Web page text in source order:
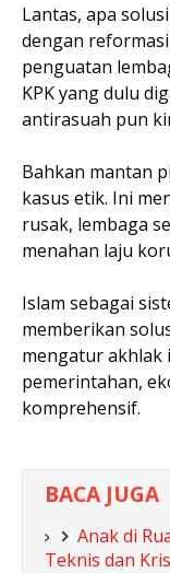
Lantas, apa
dengan
penguatan
KPK yang dulu
antirasuah pun
Bahkan mantan
kasus etik. Ini
rusak, lembaga
menahan laju
Islam sebagai
memberikan
mengatur akhlak
pemerintahan,
komprehensif.
BACA JUGA
Anak di
Teknis dan